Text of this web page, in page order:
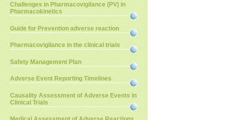
Challenges in Pharmacovigilance (PV) in
Pharmacokinetics
Guide for Prevention adverse reaction
Pharmacovigilance in the clinical trials
Safety Management Plan
Adverse Event Reporting Timelines
Causality Assessment of Adverse Events in
Clinical Trials